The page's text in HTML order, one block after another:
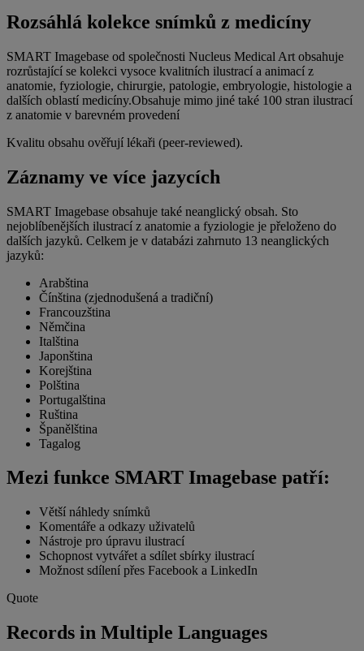
Rozsáhlá kolekce snímků z medicíny
SMART Imagebase od společnosti Nucleus Medical Art obsahuje
rozrůstající se kolekci vysoce kvalitních ilustrací a animací z
anatomie, fyziologie, chirurgie, patologie, embryologie, histologie a
dalších oblastí medicíny.Obsahuje mimo jiné také 100 stran ilustrací
z anatomie v barevném provedení
Kvalitu obsahu ověřují lékaři (peer-reviewed).
Záznamy ve více jazycích
SMART Imagebase obsahuje také neanglický obsah. Sto
nejoblíbenějších ilustrací z anatomie a fyziologie je přeloženo do
dalších jazyků. Celkem je v databázi zahrnuto 13 neanglických
jazyků:
Arabština
Čínština (zjednodušená a tradiční)
Francouzština
Němčina
Italština
Japonština
Korejština
Polština
Portugalština
Ruština
Španělština
Tagalog
Mezi funkce SMART Imagebase patří:
Větší náhledy snímků
Komentáře a odkazy uživatelů
Nástroje pro úpravu ilustrací
Schopnost vytvářet a sdílet sbírky ilustrací
Možnost sdílení přes Facebook a LinkedIn
Quote
Records in Multiple Languages